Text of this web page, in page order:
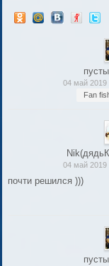
04 май 2019
Fan
04 май 2019
почти решился )))